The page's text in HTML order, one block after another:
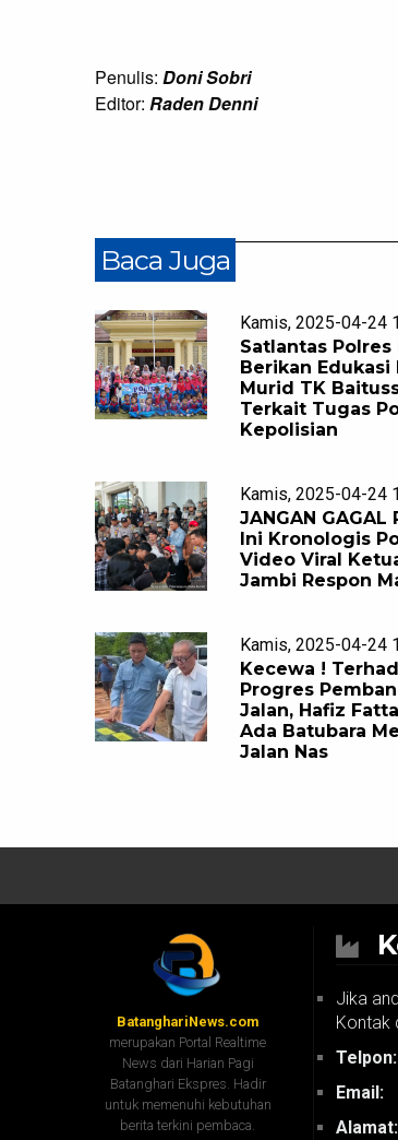
Penulis: Doni Sobri
Editor: Raden Denni
Baca Juga
Kamis, 2025-04-24
Satlantas Polres
Berikan Edukasi
Murid TK
Terkait Tugas
Kepolisian
Kamis, 2025-04-24
JANGAN GAGAL
Ini Kronologis
Video Viral
Jambi Respon
Kamis, 2025-04-24
Kecewa !
Progres
Jalan, Hafiz
Ada Batubara
Jalan Nas
BatanghariNews.com
merupakan Portal Realtime
News dari Harian Pagi
Batanghari Ekspres. Hadir
untuk memenuhi kebutuhan
berita terkini pembaca.
Jika
Kontak
Telpon:
Email:
Alamat: